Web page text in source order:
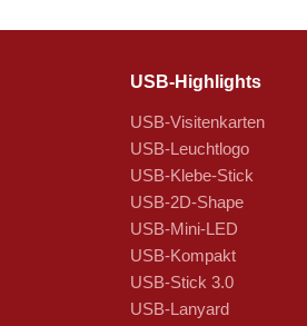
USB-Highlights
USB-Visitenkarten
USB-Leuchtlogo
USB-Klebe-Stick
USB-2D-Shape
USB-Mini-LED
USB-Kompakt
USB-Stick 3.0
USB-Lanyard